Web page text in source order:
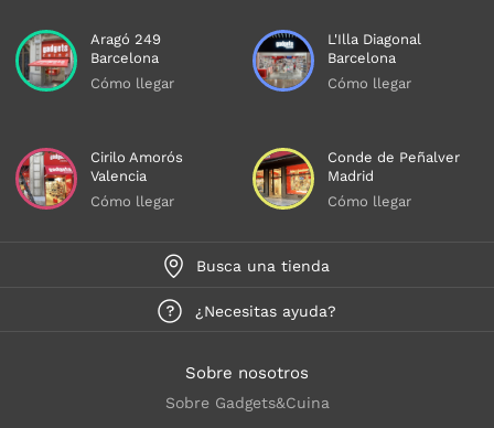
Aragó 249
Barcelona
Cómo llegar
L'Illa Diagonal
Barcelona
Cómo llegar
Cirilo Amorós
Valencia
Cómo llegar
Conde de Peñalver
Madrid
Cómo llegar
Busca una tienda
¿Necesitas ayuda?
Sobre nosotros
Sobre Gadgets&Cuina